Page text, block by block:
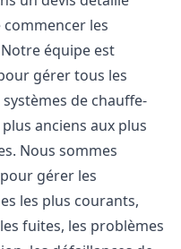
commencer les
équipe est
gérer tous les
de chauffe-
anciens aux plus
Nous sommes
gérer les
les plus courants,
fuites, les problèmes